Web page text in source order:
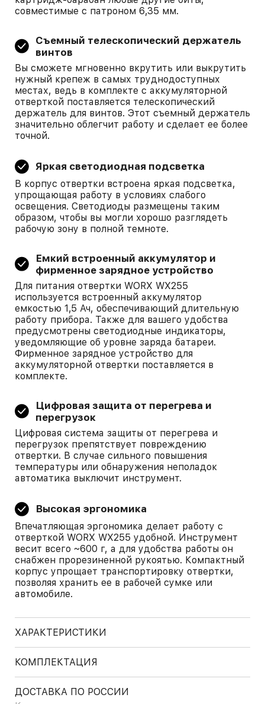
совместимые с патроном 6,35 мм.
Съемный телескопический держатель
винтов
Вы сможете мгновенно вкрутить или выкрутить
нужный крепеж в самых труднодоступных
местах, ведь в комплекте с аккумуляторной
отверткой поставляется телескопический
держатель для винтов. Этот съемный держатель
значительно облегчит работу и сделает ее более
точной.
Яркая светодиодная подсветка
В корпус отвертки встроена яркая подсветка,
упрощающая работу в условиях слабого
освещения. Светодиоды размещены таким
образом, чтобы вы могли хорошо разглядеть
рабочую зону в полной темноте.
Емкий встроенный аккумулятор и
фирменное зарядное устройство
Для питания отвертки WORX WX255
используется встроенный аккумулятор
емкостью 1,5 Ач, обеспечивающий длительную
работу прибора. Также для вашего удобства
предусмотрены светодиодные индикаторы,
уведомляющие об уровне заряда батареи.
Фирменное зарядное устройство для
аккумуляторной отвертки поставляется в
комплекте.
Цифровая защита от перегрева и
перегрузок
Цифровая система защиты от перегрева и
перегрузок препятствует повреждению
отвертки. В случае сильного повышения
температуры или обнаружения неполадок
автоматика выключит инструмент.
Высокая эргономика
Впечатляющая эргономика делает работу с
отверткой WORX WX255 удобной. Инструмент
весит всего ~600 г, а для удобства работы он
снабжен прорезиненной рукоятью. Компактный
корпус упрощает транспортировку отвертки,
позволяя хранить ее в рабочей сумке или
автомобиле.
ХАРАКТЕРИСТИКИ
КОМПЛЕКТАЦИЯ
ДОСТАВКА ПО РОССИИ